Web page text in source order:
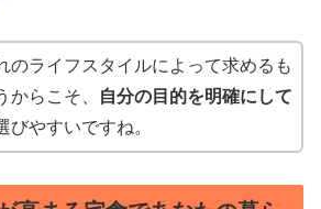
のライフスタイルによって求めるも
からこそ、
自分の目的を明確にして
びやすいですね。